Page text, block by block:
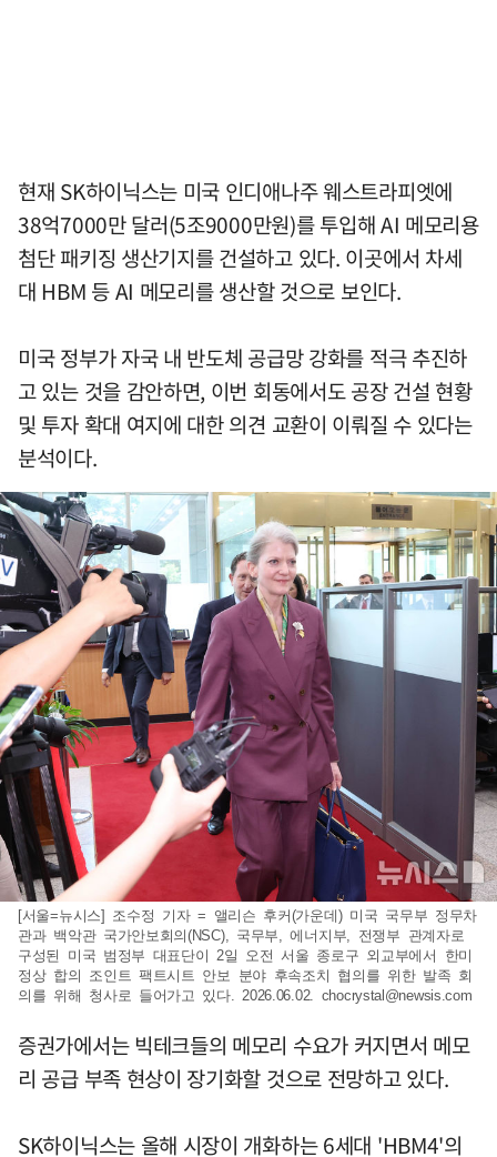
현재 SK하이닉스는 미국 인디애나주 웨스트라피엣에
38억7000만 달러(5조9000만원)를 투입해 AI 메모리용
첨단 패키징 생산기지를 건설하고 있다. 이곳에서 차세
대 HBM 등 AI 메모리를 생산할 것으로 보인다.
미국 정부가 자국 내 반도체 공급망 강화를 적극 추진하
고 있는 것을 감안하면, 이번 회동에서도 공장 건설 현황
및 투자 확대 여지에 대한 의견 교환이 이뤄질 수 있다는
분석이다.
[서울=뉴시스] 조수정 기자 = 앨리슨 후커(가운데) 미국 국무부 정무차
관과 백악관 국가안보회의(NSC), 국무부, 에너지부, 전쟁부 관계자로
구성된 미국 범정부 대표단이 2일 오전 서울 종로구 외교부에서 한미
정상 합의 조인트 팩트시트 안보 분야 후속조치 협의를 위한 발족 회
의를 위해 청사로 들어가고 있다. 2026.06.02. chocrystal@newsis.com
증권가에서는 빅테크들의 메모리 수요가 커지면서 메모
리 공급 부족 현상이 장기화할 것으로 전망하고 있다.
SK하이닉스는 올해 시장이 개화하는 6세대 'HBM4'의